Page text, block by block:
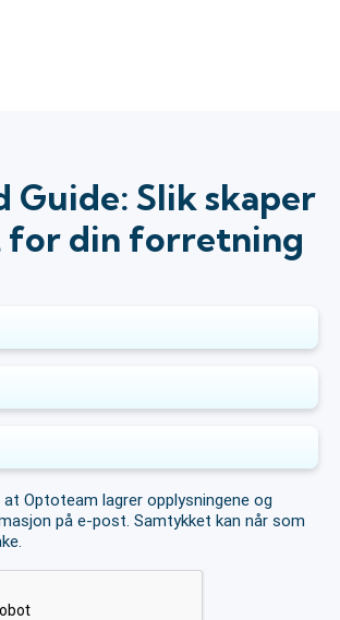
Guide: Slik skaper
for din forretning
Optoteam lagrer opplysningene og
på e-post. Samtykket kan når som